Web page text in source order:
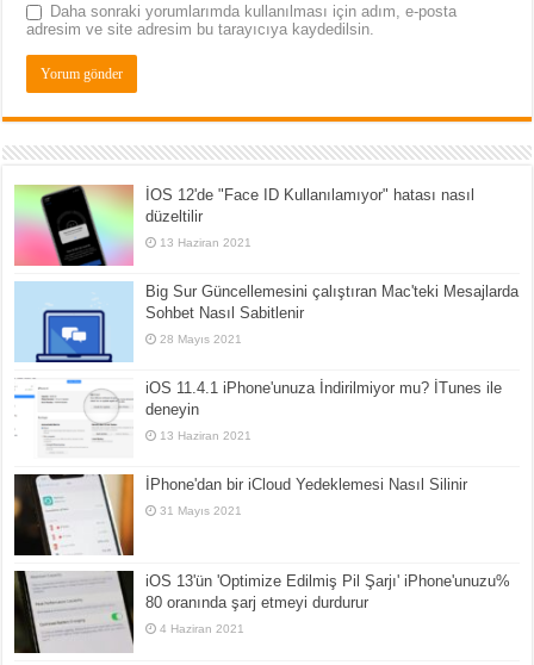
Daha sonraki yorumlarımda kullanılması için adım, e-posta
adresim ve site adresim bu tarayıcıya kaydedilsin.
İOS 12'de "Face ID Kullanılamıyor" hatası nasıl
düzeltilir
13 Haziran 2021
Big Sur Güncellemesini çalıştıran Mac'teki Mesajlarda
Sohbet Nasıl Sabitlenir
28 Mayıs 2021
iOS 11.4.1 iPhone'unuza İndirilmiyor mu? İTunes ile
deneyin
13 Haziran 2021
İPhone'dan bir iCloud Yedeklemesi Nasıl Silinir
31 Mayıs 2021
iOS 13'ün 'Optimize Edilmiş Pil Şarjı' iPhone'unuzu%
80 oranında şarj etmeyi durdurur
4 Haziran 2021